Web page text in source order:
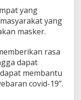
yang
yang
masker.
rasa
dapat
membantu
covid-19”.